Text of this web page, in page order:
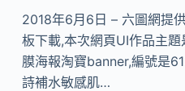
2018年6月6日 – 六圖網提
板下載,本次網頁UI作品主
膜海報淘寶banner,編號是
詩補水敏感肌…